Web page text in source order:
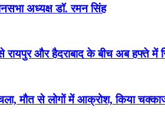
अध्यक्ष डॉ. रमन सिंह
और हैदराबाद के बीच अब हफ्ते में
मौत से लोगों में आक्रोश, किया